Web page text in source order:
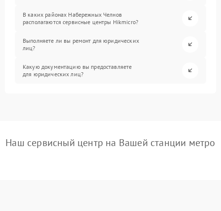
В каких районах Набережных Челнов
располагаются сервисные центры Hikmicro?
Выполняете ли вы ремонт для юридических
лиц?
Какую документацию вы предоставляете
для юридических лиц?
Наш сервисный центр на Вашей станции метро